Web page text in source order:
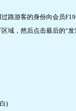
路游客的身份向会员
域，然后点击最后的“
)